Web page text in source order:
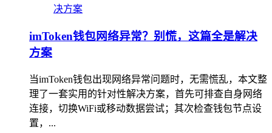
imToken钱包网络异常？别慌，这篇全是解决
方案
当imToken钱包出现网络异常问题时，无需慌乱，本文整
理了一套实用的针对性解决方案，首先可排查自身网络
连接，切换WiFi或移动数据尝试；其次检查钱包节点设
置，...